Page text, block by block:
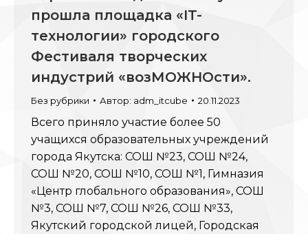
прошла площадка «IT-
технологии» городского
Фестиваля творческих
индустрий «возМОЖНОсти».
Без рубрики Автор: adm_itcube 20.11.2023
Всего приняло участие более 50
учащихся образовательных учреждений
города Якутска: СОШ №23, СОШ №24,
СОШ №20, СОШ №10, СОШ №1, Гимназия
«Центр глобального образования», СОШ
№3, СОШ №7, СОШ №26, СОШ №33,
Якутский городской лицей, Городская